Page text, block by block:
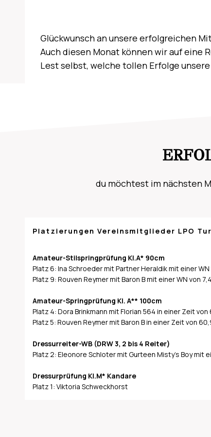
Glückwunsch an unsere erfolgreichen
Auch diesen Monat können wir auf eine
Lest selbst, welche tollen Erfolge
du möchtest im nächsten
Platzierungen Vereinsmitglieder LPO
Amateur-Stilspringprüfung Kl.A* 90cm
Platz 6: Ina Schroeder mit Partner Heraldik mit einer WN
Platz 9: Rouven Reymer mit Baron B mit einer WN von 7,4
Amateur-Springprüfung Kl. A** 100cm
Platz 4: Dora Brinkmann mit Florian 564 in einer Zeit von
Platz 5: Rouven Reymer mit Baron B in einer Zeit von
Dressurreiter-WB (DRW 3, 2 bis 4 Reiter)
Platz 2: Eleonore Schloter mit Gurteen Misty’s Boy mit
Dressurprüfung Kl.M* Kandare
Platz 1: Viktoria Schweckhorst